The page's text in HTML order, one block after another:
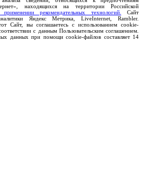
находящихся на территории Российской
рекомендательных технологий.
Сайт
Яндекс Метрика, LiveInternet, Rambler.
Сайт, вы соглашаетесь с использованием cookie-
с данным Пользовательским соглашением.
данных при помощи cookie-файлов составляет 14